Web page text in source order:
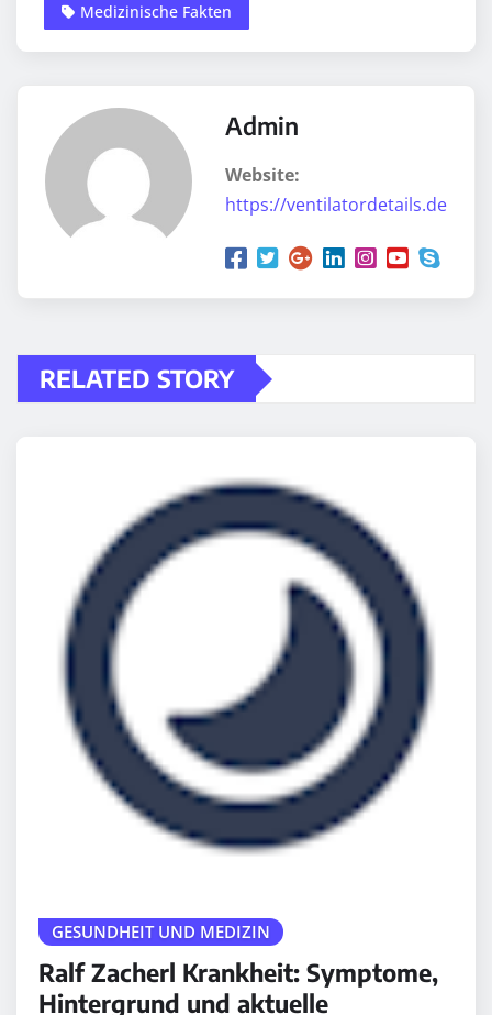
Medizinische Fakten
Admin
Website:
https://ventilatordetails.de
RELATED STORY
GESUNDHEIT UND MEDIZIN
Ralf Zacherl Krankheit: Symptome,
Hintergrund und aktuelle